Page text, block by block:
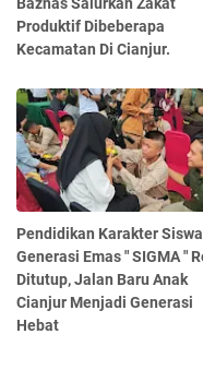
Produktif Dibeberapa
Kecamatan Di Cianjur.
Pendidikan Karakter Siswa
Generasi Emas " SIGMA "
Ditutup, Jalan Baru Anak
Cianjur Menjadi Generasi
Hebat